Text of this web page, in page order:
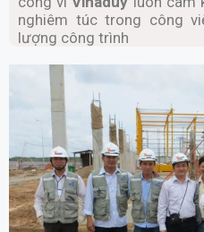
nghiêm túc trong công
lượng công trình